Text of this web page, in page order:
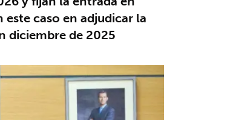
caso en adjudicar la
diciembre de 2025